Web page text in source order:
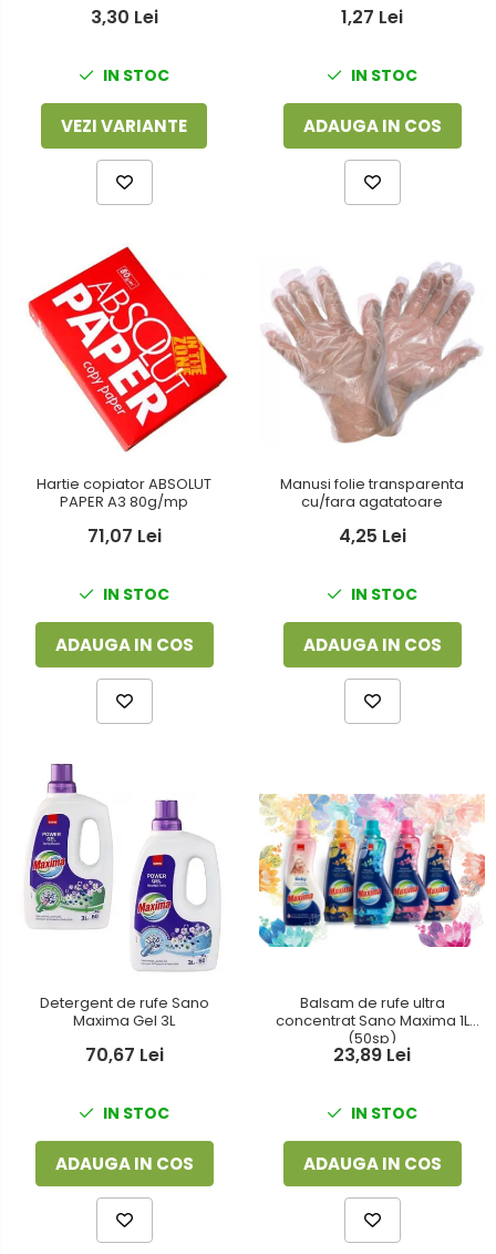
3,30 Lei
IN STOC
VEZI VARIANTE
1,27 Lei
IN STOC
ADAUGA IN COS
Hartie copiator ABSOLUT
PAPER A3 80g/mp
71,07 Lei
IN STOC
ADAUGA IN COS
Manusi folie transparenta
cu/fara agatatoare
4,25 Lei
IN STOC
ADAUGA IN COS
Detergent de rufe Sano
Maxima Gel 3L
70,67 Lei
IN STOC
ADAUGA IN COS
Balsam de rufe ultra
concentrat Sano Maxima 1L
(50sp)
23,89 Lei
IN STOC
ADAUGA IN COS